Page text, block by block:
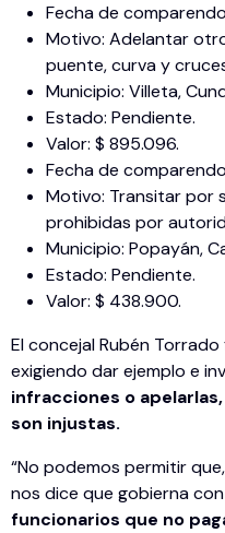
Fecha de
Motivo: Adelantar
puente, curva y
Municipio: Villeta,
Estado: Pendiente.
Valor: $ 895.096.
Fecha de
Motivo: Transitar por
prohibidas por
Municipio: Popayán,
Estado: Pendiente.
Valor: $ 438.900.
El concejal Rubén
exigiendo dar ejemplo e
infracciones o
son injustas.
“No podemos permitir
nos dice que gobierna
funcionarios que no